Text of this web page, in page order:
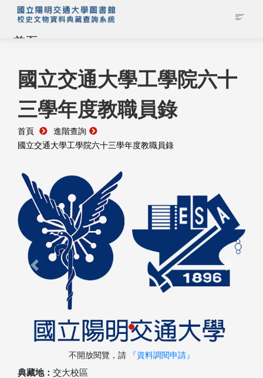
首頁
藏品查詢
校史館簡介
藏品清單全覽
資料調閱申請
管理者登入
國立交通大學工學院六十
三學年度教職員錄
首頁
進階查詢
國立交通大學工學院六十三學年度教職員錄
典藏地： 交大校區
Previous Next
不開放閱覽，請 『資料調閱申請』